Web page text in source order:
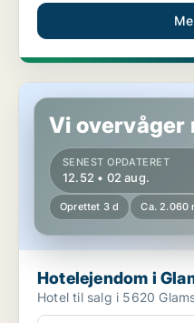
Hotelejendom i Glamsbjerg
Vi overvåger
SENEST OPDATERET
12.52 • 02 aug.
Oprettet 3 d Ca. 2.060
Hotelejendom i
Hotel til salg i 5620